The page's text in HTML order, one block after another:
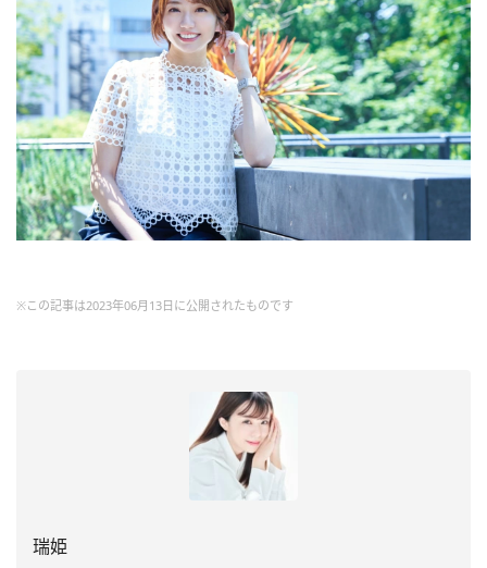
※この記事は2023年06月13日に公開されたものです
瑞姫